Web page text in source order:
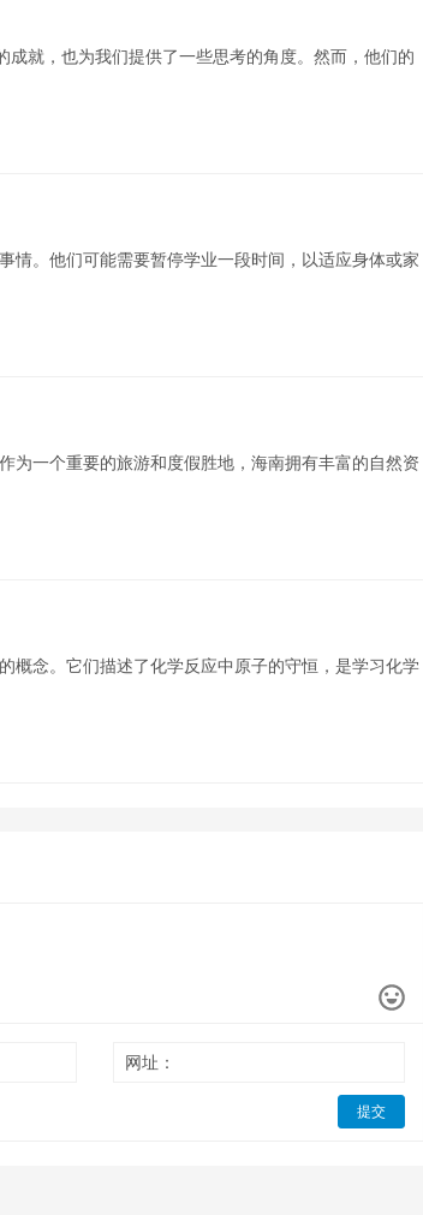
就，也为我们提供了一些思考的角度。然而，他们的
情。他们可能需要暂停学业一段时间，以适应身体或家
为一个重要的旅游和度假胜地，海南拥有丰富的自然资
概念。它们描述了化学反应中原子的守恒，是学习化学
网址：
提交